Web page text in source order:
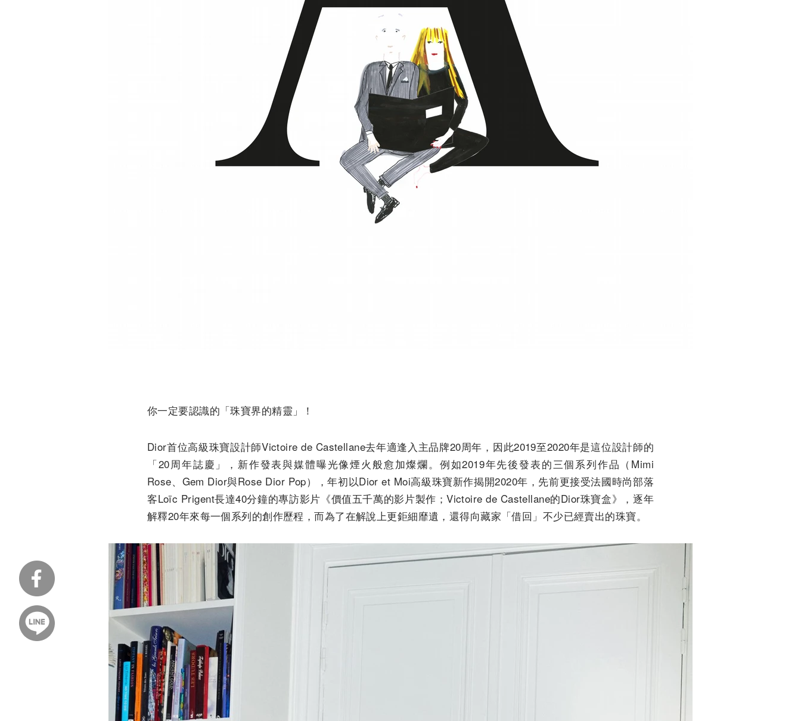
你一定要認識的「珠寶界的精靈」！
Dior首位高級珠寶設計師Victoire de Castellane去年適逢入主品牌20周年，因此2019至2020年是這位設計師的
「20周年誌慶」，新作發表與媒體曝光像煙火般愈加燦爛。例如2019年先後發表的三個系列作品（Mimi
Rose、Gem Dior與Rose Dior Pop），年初以Dior et Moi高級珠寶新作揭開2020年，先前更接受法國時尚部落
客Loïc Prigent長達40分鐘的專訪影片《價值五千萬的影片製作；Victoire de Castellane的Dior珠寶盒》，逐年
解釋20年來每一個系列的創作歷程，而為了在解說上更鉅細靡遺，還得向藏家「借回」不少已經賣出的珠寶。